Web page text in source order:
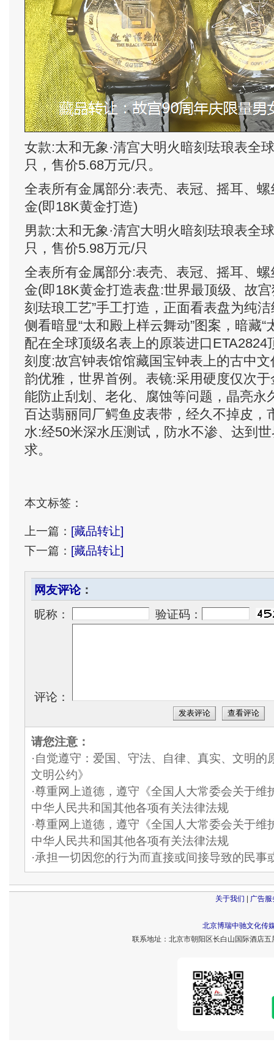
女款:太和无象·清宫大明火暗刻珐琅表全
只，售价5.68万元/只。
全表所有金属部分:表壳、表冠、摇耳、
金(即18K黄金打造)
男款:太和无象·清宫大明火暗刻珐琅表全
只，售价5.98万元/只
全表所有金属部分:表壳、表冠、摇耳、
金(即18K黄金打造表盘:世界最顶级、故
刻珐琅工艺”手工打造，正面看表盘为纯
侧看暗显“太和殿上样云舞动”图案，暗藏“
配在全球顶级名表上的原装进口ETA2824
刻度:故宫钟表馆馆藏国宝钟表上的古中
韵优雅，世界首例。表镜:采用硬度仅次
能防止刮划、老化、腐蚀等问题，晶亮永
百达翡丽同厂鳄鱼皮表带，经久不掉皮，
水:经50米深水压测试，防水不渗、达到
求。
本文标签：
上一篇： [藏品转让]
下一篇： [藏品转让]
网友评论：
昵称：
验证码：
评论：
发表评论 查看评论
请您注意：
·自觉遵守：爱国、守法、自律、真实、文明的
文明公约》
·尊重网上道德，遵守《全国人大常委会关于维
中华人民共和国其他各项有关法律法规
·尊重网上道德，遵守《全国人大常委会关于维
中华人民共和国其他各项有关法律法规
·承担一切因您的行为而直接或间接导致的民事
关于我们 | 广告服
北京博瑞中驰文化传
联系地址：北京市朝阳区长白山国际酒店